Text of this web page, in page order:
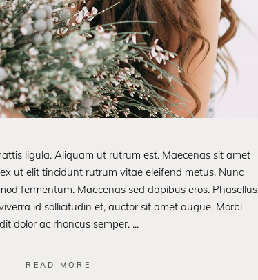
ligula. Aliquam ut rutrum est. Maecenas sit amet
ut elit tincidunt rutrum vitae eleifend metus. Nunc
fermentum. Maecenas sed dapibus eros. Phasellus
id sollicitudin et, auctor sit amet augue. Morbi
dolor ac rhoncus semper.
READ MORE